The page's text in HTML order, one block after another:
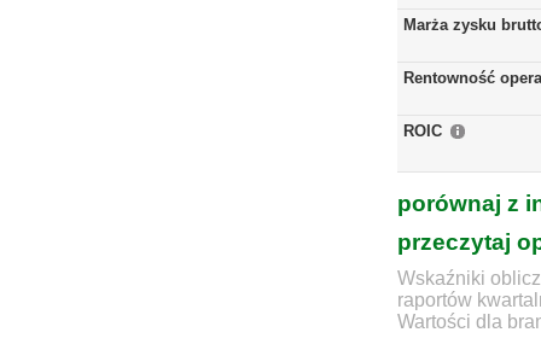
Marża zysku
Rentowność
ROIC
porównaj z
przeczytaj
Wskaźniki
raportów
Wartości dla